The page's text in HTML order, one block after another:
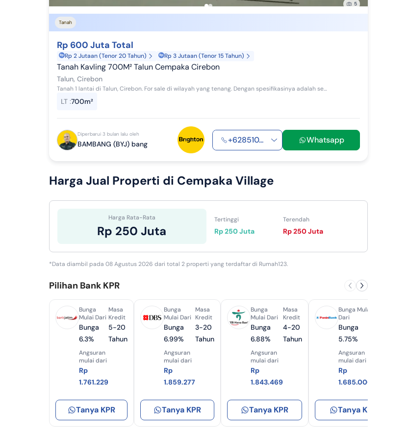
5
Tanah
Rp 600 Juta Total
Rp 2 Jutaan (Tenor 20 Tahun) Rp 3 Jutaan (Tenor 15 Tahun)
Tanah Kavling 700M² Talun Cempaka Cirebon
Talun, Cirebon
Tanah 1 lantai di Talun, Cirebon. For sale di wilayah yang tenang. Dengan spesifikasinya adalah sebagai berikut: - Sertifikat: SHM - Sertifikat ...
LT :700m²
Diperbarui 3 bulan lalu oleh
BAMBANG (BYJ) bang +628510... Whatsapp
Harga Jual Properti di Cempaka Village
Harga Rata-Rata
Rp 250 Juta
Tertinggi
Rp 250 Juta
Terendah
Rp 250 Juta
*Data diambil pada 08 Agustus 2026 dari total 2 properti yang terdaftar di Rumah123.
Pilihan Bank KPR
Bunga
Mulai Dari
Bunga
6.3%
Angsuran
mulai dari
Rp
1.761.229
Masa
Kredit
5-20
Tahun
Tanya KPR
Bunga
Mulai Dari
Bunga
6.99%
Angsuran
mulai dari
Rp
1.859.277
Masa
Kredit
3-20
Tahun
Tanya KPR
Bunga
Mulai Dari
Bunga
6.88%
Angsuran
mulai dari
Rp
1.843.469
Masa
Kredit
4-20
Tahun
Tanya KPR
Bunga Mulai
Dari
Bunga
5.75%
Angsuran
mulai dari
Rp
1.685.000
Tanya KPR